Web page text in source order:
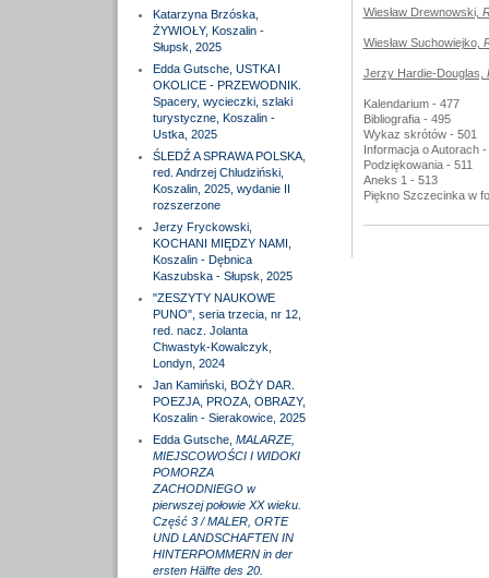
Katarzyna Brzóska,
ŻYWIOŁY, Koszalin -
Słupsk, 2025
Edda Gutsche, USTKA I
OKOLICE - PRZEWODNIK.
Spacery, wycieczki, szlaki
turystyczne, Koszalin -
Ustka, 2025
ŚLEDŹ A SPRAWA POLSKA,
red. Andrzej Chludziński,
Koszalin, 2025, wydanie II
rozszerzone
Jerzy Fryckowski,
KOCHANI MIĘDZY NAMI,
Koszalin - Dębnica
Kaszubska - Słupsk, 2025
"ZESZYTY NAUKOWE
PUNO", seria trzecia, nr 12,
red. nacz. Jolanta
Chwastyk-Kowalczyk,
Londyn, 2024
Jan Kamiński, BOŻY DAR.
POEZJA, PROZA, OBRAZY,
Koszalin - Sierakowice, 2025
Edda Gutsche, MALARZE,
MIEJSCOWOŚCI I WIDOKI
POMORZA
ZACHODNIEGO w
pierwszej połowie XX wieku.
Część 3 / MALER, ORTE
UND LANDSCHAFTEN IN
HINTERPOMMERN in der
ersten Hälfte des 20.
Wiesław Drewnowski,
Wiesław Suchowiejko,
Jerzy Hardie-Douglas,
Kalendarium - 477
Bibliografia - 495
Wykaz skrótów - 501
Informacja o Autorach -
Podziękowania - 511
Aneks 1 - 513
Piękno Szczecinka w